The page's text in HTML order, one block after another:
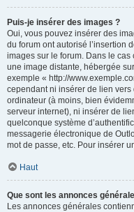
Puis-je insérer des images ?
Oui, vous pouvez insérer des
du forum ont autorisé l’insertion
images sur le forum. Dans le
une image distante, hébergée
exemple « http://
cependant ni insérer de lien
ordinateur (à moins, bien
serveur internet), ni insérer de
quelconque système
messagerie électronique de
mot de passe, etc. Pour insérer
Haut
Que sont les annonces
Les annonces générales